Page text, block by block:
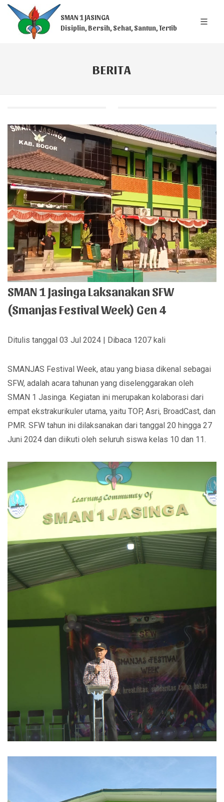
SMAN 1 JASINGA
Disiplin, Bersih, Sehat, Santun, Tertib
BERITA
SMAN 1 Jasinga Laksanakan SFW
(Smanjas Festival Week) Gen 4
Ditulis tanggal 03 Jul 2024 | Dibaca 1207 kali
SMANJAS Festival Week, atau yang biasa dikenal sebagai
SFW, adalah acara tahunan yang diselenggarakan oleh
SMAN 1 Jasinga. Kegiatan ini merupakan kolaborasi dari
empat ekstrakurikuler utama, yaitu TOP, Asri, BroadCast, dan
PMR. SFW tahun ini dilaksanakan dari tanggal 20 hingga 27
Juni 2024 dan diikuti oleh seluruh siswa kelas 10 dan 11.